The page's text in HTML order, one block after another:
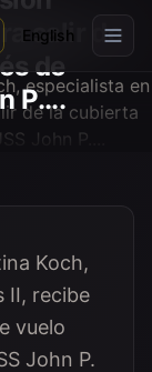
English
salir de
de
P....
Koch,
II, recibe
vuelo
John P.